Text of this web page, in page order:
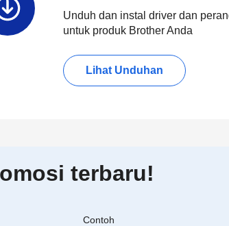
Unduh dan instal driver dan
untuk produk Brother Anda
Lihat Unduhan
terbaru!
Contoh